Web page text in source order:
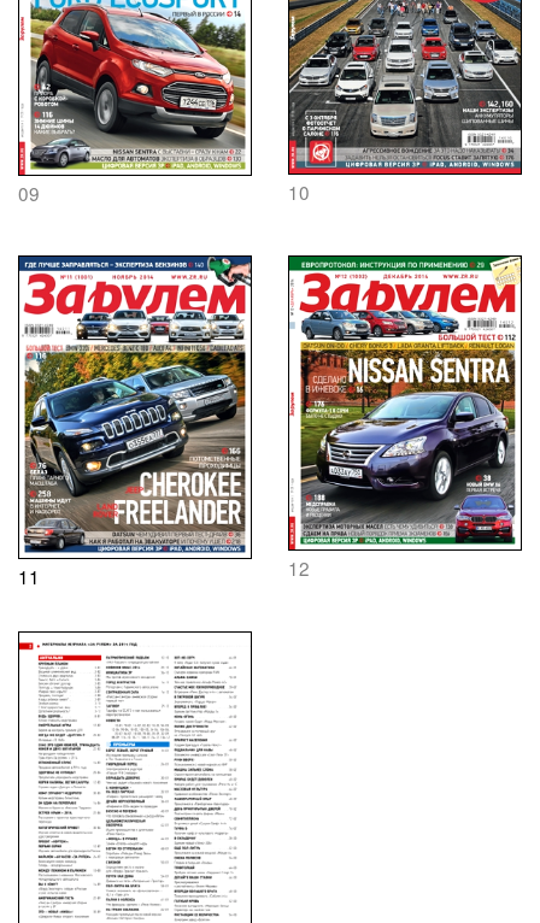
09 10
11 12